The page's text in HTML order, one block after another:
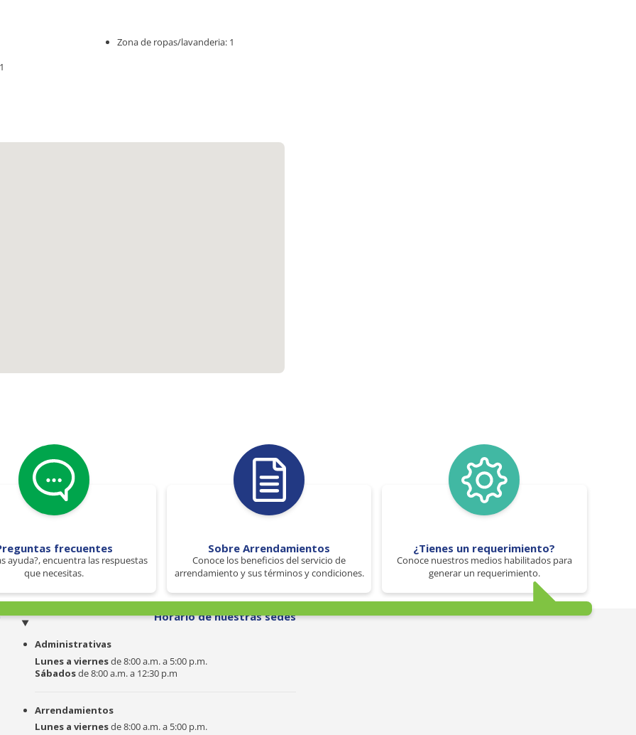
Zona de ropas/lavanderia: 1
frecuentes
ayuda?, encuentra las respuestas
que necesitas.
Sobre Arrendamientos
Conoce los beneficios del servicio de
arrendamiento y sus términos y condiciones.
¿Tienes un requerimiento?
Conoce nuestros medios habilitados para
generar un requerimiento.
Horario de nuestras sedes
Administrativas
Lunes a viernesde 8:00 a.m. a 5:00 p.m.
Sábadosde 8:00 a.m. a 12:30 p.m
Arrendamientos
Lunes a viernesde 8:00 a.m. a 5:00 p.m.